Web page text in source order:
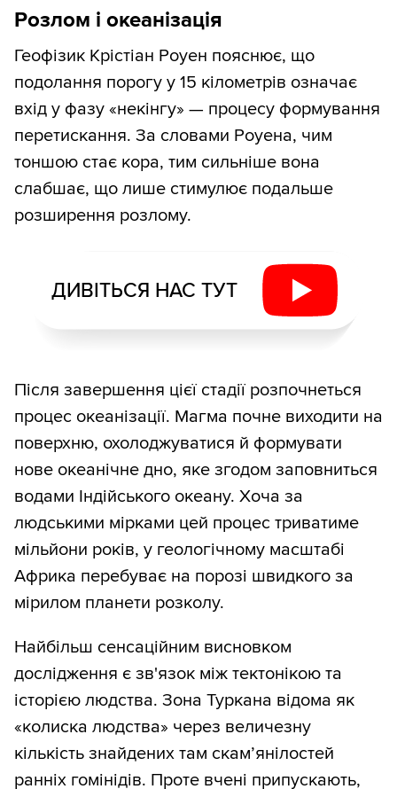
Розлом і океанізація
Геофізик Крістіан Роуен пояснює, що
подолання порогу у 15 кілометрів означає
вхід у фазу «некінгу» — процесу формування
перетискання. За словами Роуена, чим
тоншою стає кора, тим сильніше вона
слабшає, що лише стимулює подальше
розширення розлому.
ДИВІТЬСЯ НАС ТУТ
Після завершення цієї стадії розпочнеться
процес океанізації. Магма почне виходити на
поверхню, охолоджуватися й формувати
нове океанічне дно, яке згодом заповниться
водами Індійського океану. Хоча за
людськими мірками цей процес триватиме
мільйони років, у геологічному масштабі
Африка перебуває на порозі швидкого за
мірилом планети розколу.
Найбільш сенсаційним висновком
дослідження є зв'язок між тектонікою та
історією людства. Зона Туркана відома як
«колиска людства» через величезну
кількість знайдених там скам’янілостей
ранніх гомінідів. Проте вчені припускають,